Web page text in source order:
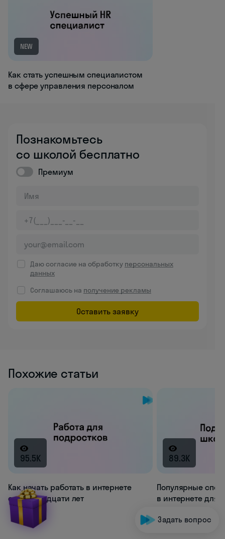
NEW
Как стать успешным специалистом
в сфере управления персоналом
Познакомьтесь
со школой бесплатно
Премиум
Даю согласие на обработку персональных
данных
Соглашаюсь на получение рекламы
Оставить заявку
Похожие статьи
95.5K
Как начать работать в интернете
с четырнадцати лет
89.3K
Популярные
в интернете для
Задать вопрос